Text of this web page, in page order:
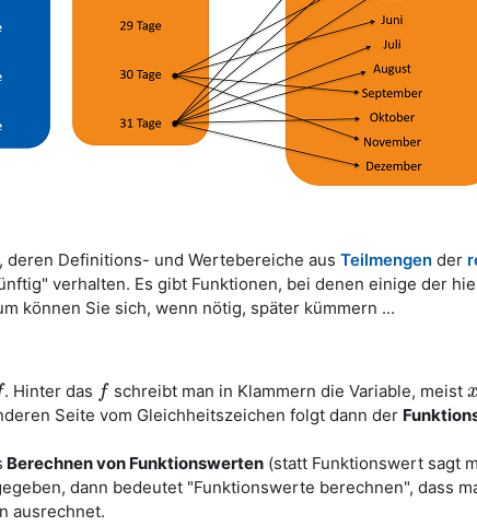
Definitions- und Wertebereiche aus Teilmengen der
verhalten. Es gibt Funktionen, bei denen einige der
können Sie sich, wenn nötig, später kümmern ...
. Hinter das f
f schreibt man in Klammern die Variable, meist x
x
Seite vom Gleichheitszeichen folgt dann der
Berechnen von Funktionswerten (statt Funktionswert sagt
dann bedeutet "Funktionswerte berechnen", dass
ausrechnet.